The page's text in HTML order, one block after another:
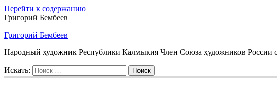
Перейти к содержанию
Григорий Бембеев
Григорий Бембеев
Народный художник Республики Калмыкия Член Союза художников России
Искать: Поиск